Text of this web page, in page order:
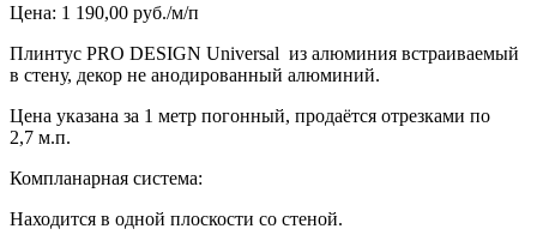
Цена: 1 190,00 руб./м/п
Плинтус PRO DESIGN Universal из алюминия встраиваемый
в стену, декор не анодированный алюминий.
Цена указана за 1 метр погонный, продаётся отрезками по
2,7 м.п.
Компланарная система:
Находится в одной плоскости со стеной.